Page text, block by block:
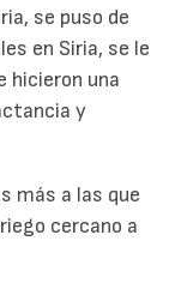
se puso de
en Siria, se le
hicieron una
y
más a las que
cercano a